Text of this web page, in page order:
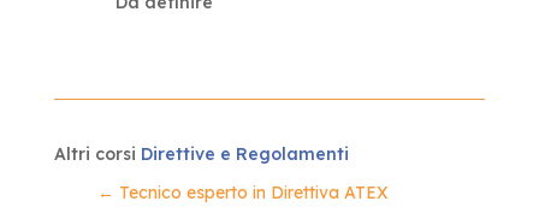
Altri corsi Direttive e Regolamenti
← Tecnico esperto in Direttiva ATEX